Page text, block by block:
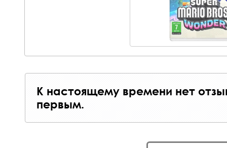
К настоящему времени нет
первым.